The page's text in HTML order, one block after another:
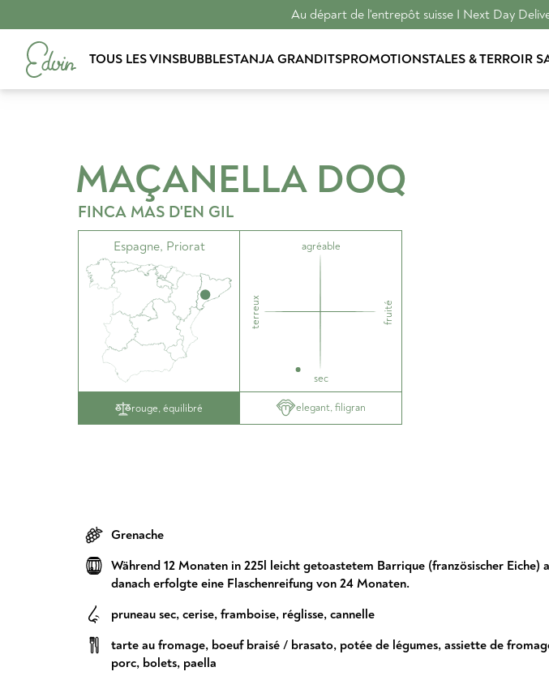
Au départ de l'entrepôt suisse I Next Day
TOUS LES VINSBUBBLESTANJA GRANDITSPROMOTIONSTALES & TERROIR
MAÇANELLA DOQ
FINCA MAS D'EN GIL
Espagne, Priorat agréable
terreux fruité
sec
rouge, équilibré elegant, filigran
Grenache
Während 12 Monaten in 225l leicht getoastetem Barrique (französischer Eiche)
danach erfolgte eine Flaschenreifung von 24 Monaten.
pruneau sec, cerise, framboise, réglisse, cannelle
tarte au fromage, boeuf braisé / brasato, potée de légumes, assiette de
porc, bolets, paella